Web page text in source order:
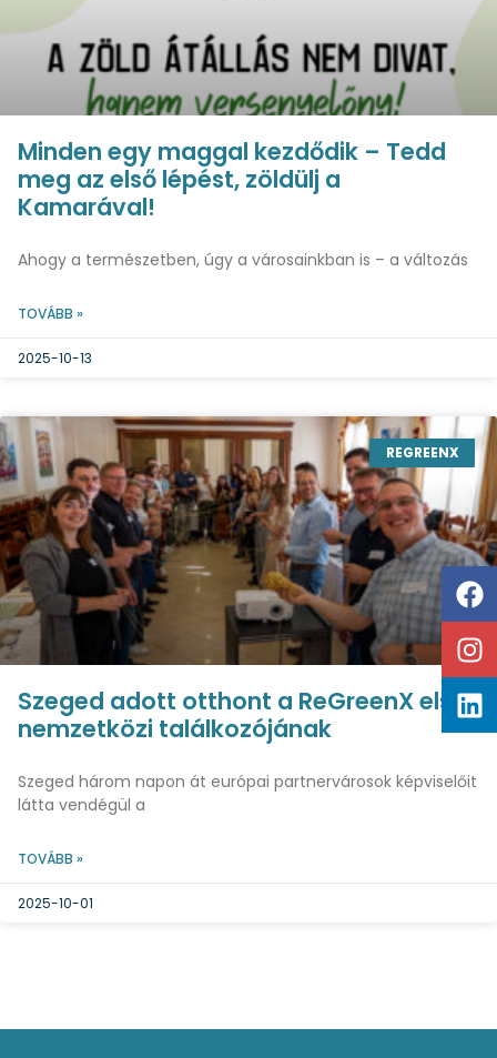
Minden egy maggal kezdődik – Tedd
meg az első lépést, zöldülj a
Kamarával!
Ahogy a természetben, úgy a városainkban is – a változás
TOVÁBB »
2025-10-13
REGREENX
Szeged adott otthont a ReGreenX első
nemzetközi találkozójának
Szeged három napon át európai partnervárosok képviselőit
látta vendégül a
TOVÁBB »
2025-10-01